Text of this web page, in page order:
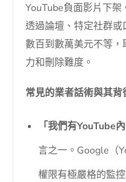
YouTube負面影片下架
透過論壇、特定社群
數百到數萬美元不等
力和刪除難度。
常見的業者話術與其背
「我們有YouTube
言之一。Google（
權限有極嚴格的監